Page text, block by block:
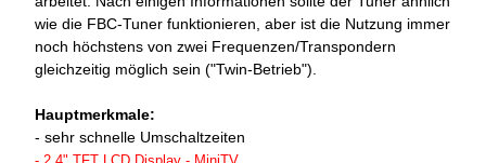
wie die FBC-Tuner funktionieren, aber ist die Nutzung immer
noch höchstens von zwei Frequenzen/Transpondern
gleichzeitig möglich sein ("Twin-Betrieb").
Hauptmerkmale:
- sehr schnelle Umschaltzeiten